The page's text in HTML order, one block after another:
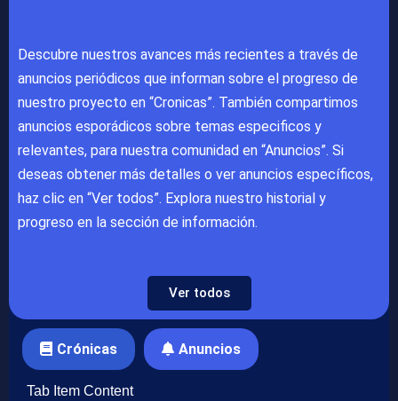
Descubre nuestros avances más recientes a través de
anuncios periódicos que informan sobre el progreso de
nuestro proyecto en “Cronicas”. También compartimos
anuncios esporádicos sobre temas especificos y
relevantes, para nuestra comunidad en “Anuncios”. Si
deseas obtener más detalles o ver anuncios específicos,
haz clic en “Ver todos”. Explora nuestro historial y
progreso en la sección de información.
Ver todos
Crónicas Anuncios
Tab Item Content